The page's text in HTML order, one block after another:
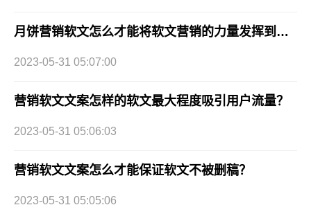
月饼营销软文怎么才能将软文营销的力量发挥到最大值！
2023-05-31 05:07:00
营销软文文案怎样的软文最大程度吸引用户流量？
2023-05-31 05:06:03
营销软文文案怎么才能保证软文不被删稿？
2023-05-31 05:05:06